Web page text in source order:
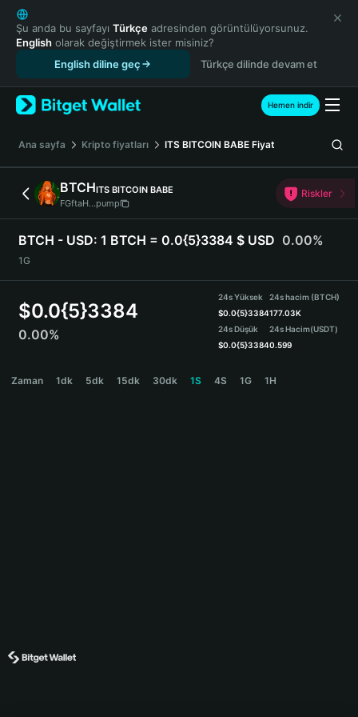
English
日本語
Tiếng Việt
Español (Latinoamérica)
Türkçe
Français
Deutsch
简体中文
繁體中文
Português (Portugal)
Bahasa Indonesia
ภาษาไทย
हिन्दी
Español
Português (Brasil)
Şu anda bu sayfayı Türkçe adresinden görüntülüyorsunuz.
English olarak değiştirmek ister misiniz?
English diline geç
Türkçe dilinde devam et
Hemen indir
Ana sayfa Kripto fiyatları ITS BITCOIN BABE Fiyat
BTCHITS BITCOIN BABE
FGftaH...pump
Riskler
BTCH - USD: 1 BTCH = 0.0{5}3384 $ USD 0.00%
1G
$0.0{5}3384
0.00%
24s Yüksek
$0.0{5}3384
24s Düşük
$0.0{5}3384
24s hacim (BTCH)
177.03K
24s Hacim(USDT)
0.599
Zaman 1dk 5dk 15dk 30dk 1S 4S 1G 1H